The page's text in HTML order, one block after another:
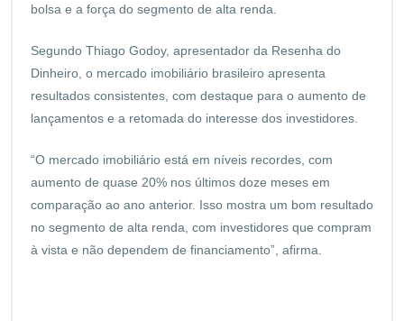
bolsa e a força do segmento de alta renda.
Segundo Thiago Godoy, apresentador da Resenha do
Dinheiro, o mercado imobiliário brasileiro apresenta
resultados consistentes, com destaque para o aumento de
lançamentos e a retomada do interesse dos investidores.
“O mercado imobiliário está em níveis recordes, com
aumento de quase 20% nos últimos doze meses em
comparação ao ano anterior. Isso mostra um bom resultado
no segmento de alta renda, com investidores que compram
à vista e não dependem de financiamento”, afirma.